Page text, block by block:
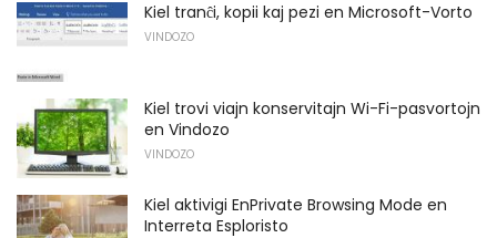
Kiel tranĉi, kopii kaj pezi en Microsoft-Vorto
VINDOZO
Kiel trovi viajn konservitajn Wi-Fi-pasvortojn
en Vindozo
VINDOZO
Kiel aktivigi EnPrivate Browsing Mode en
Interreta Esploristo